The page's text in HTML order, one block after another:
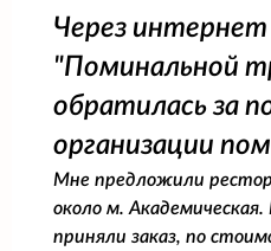
Через
"Поминальной
обратилась за
организации
Мне предложили
около м.
приняли заказ, по